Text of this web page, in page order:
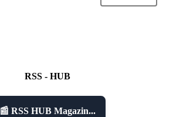
RSS - HUB
📰 RSS HUB Magazin...